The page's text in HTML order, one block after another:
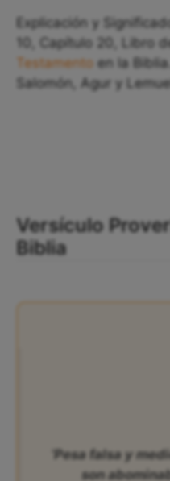
Explicación y
10, Capítulo 20, Libro
Testamento en la
Salomón, Agur y
Versículo
Biblia
‘Pesa falsa y
son